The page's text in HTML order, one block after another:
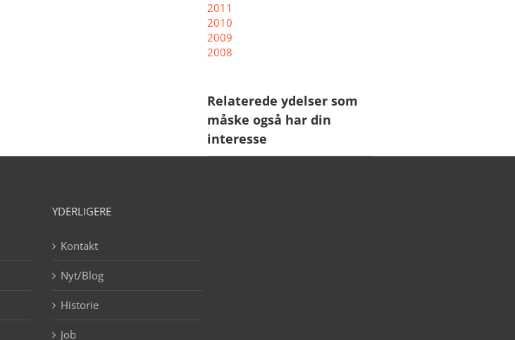
2011
2010
2009
2008
Relaterede ydelser som
måske også har din
interesse
YDERLIGERE
Kontakt
Nyt/Blog
Historie
Job